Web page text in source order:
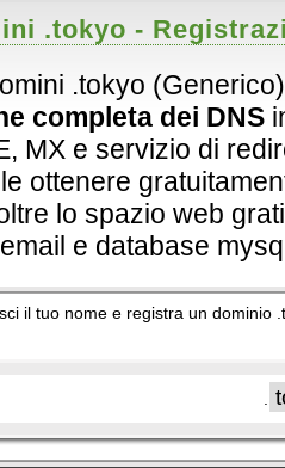
.tokyo -
.tokyo
completa dei DNS
MX e servizio di
ottenere
lo spazio web
e database
il tuo nome e registra un dominio